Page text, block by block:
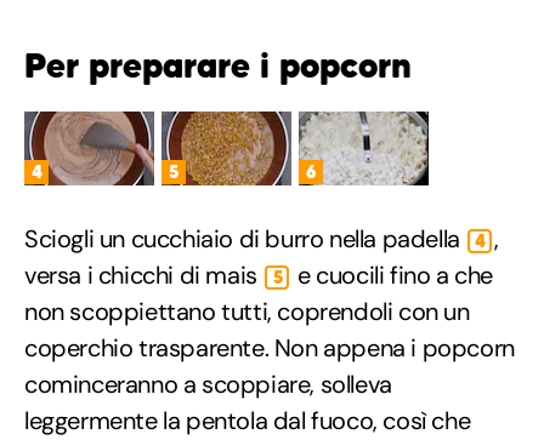
Per preparare i popcorn
4 5 6
Sciogli un cucchiaio di burro nella padella 4 ,
versa i chicchi di mais
5
e cuocili fino a che
non scoppiettano tutti, coprendoli con un
coperchio trasparente. Non appena i popcorn
cominceranno a scoppiare, solleva
leggermente la pentola dal fuoco, così che